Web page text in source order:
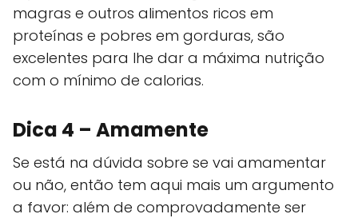
magras e outros alimentos ricos em
proteínas e pobres em gorduras, são
excelentes para lhe dar a máxima nutrição
com o mínimo de calorias.
Dica 4 – Amamente
Se está na dúvida sobre se vai amamentar
ou não, então tem aqui mais um argumento
a favor: além de comprovadamente ser